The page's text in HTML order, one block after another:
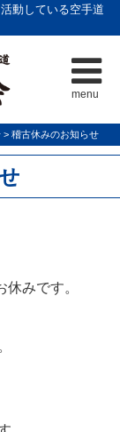
menu
動している空手道
>稽古休みのお知らせ
みです。